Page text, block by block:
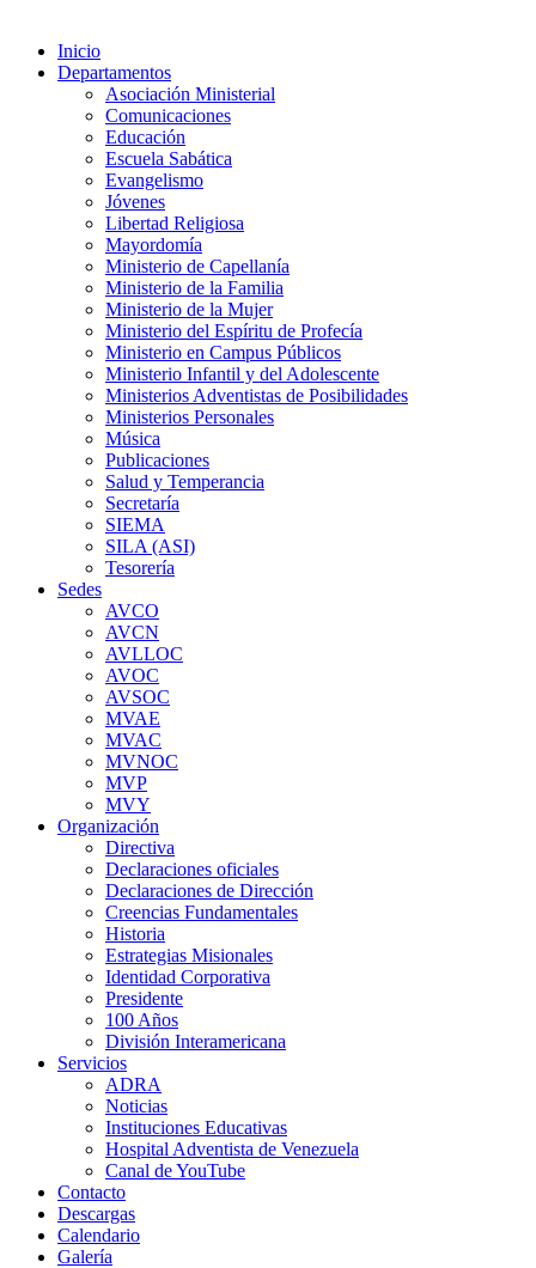
Inicio
Departamentos
Asociación Ministerial
Comunicaciones
Educación
Escuela Sabática
Evangelismo
Jóvenes
Libertad Religiosa
Mayordomía
Ministerio de Capellanía
Ministerio de la Familia
Ministerio de la Mujer
Ministerio del Espíritu de Profecía
Ministerio en Campus Públicos
Ministerio Infantil y del Adolescente
Ministerios Adventistas de Posibilidades
Ministerios Personales
Música
Publicaciones
Salud y Temperancia
Secretaría
SIEMA
SILA (ASI)
Tesorería
Sedes
AVCO
AVCN
AVLLOC
AVOC
AVSOC
MVAE
MVAC
MVNOC
MVP
MVY
Organización
Directiva
Declaraciones oficiales
Declaraciones de Dirección
Creencias Fundamentales
Historia
Estrategias Misionales
Identidad Corporativa
Presidente
100 Años
División Interamericana
Servicios
ADRA
Noticias
Instituciones Educativas
Hospital Adventista de Venezuela
Canal de YouTube
Contacto
Descargas
Calendario
Galería